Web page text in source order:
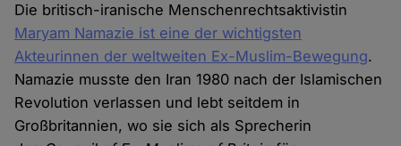
Die britisch-iranische Menschenrechtsaktivistin
Maryam Namazie ist eine der wichtigsten
Akteurinnen der weltweiten Ex-Muslim-Bewegung.
Namazie musste den Iran 1980 nach der Islamischen
Revolution verlassen und lebt seitdem in
Großbritannien, wo sie sich als Sprecherin